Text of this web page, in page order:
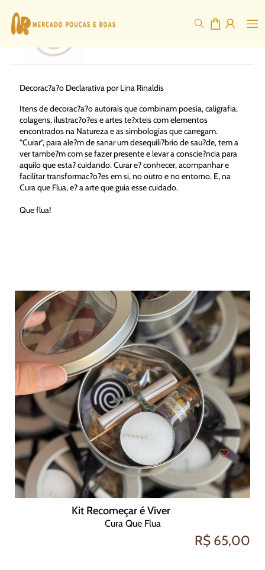
Cura Que
Decorac?a?o Declarativa por Lina Rinaldis
Itens de decorac?a?o autorais que combinam poesia, caligrafia,
colagens, ilustrac?o?es e artes te?xteis com elementos
encontrados na Natureza e as simbologias que carregam.
“Curar”, para ale?m de sanar um desequili?brio de sau?de, tem a
ver tambe?m com se fazer presente e levar a conscie?ncia para
aquilo que esta? cuidando. Curar e? conhecer, acompanhar e
facilitar transformac?o?es em si, no outro e no entorno. E, na
Cura que Flua, e? a arte que guia esse cuidado.
Que flua!
Kit Recomeçar é Viver
Cura Que Flua
R$ 65,00